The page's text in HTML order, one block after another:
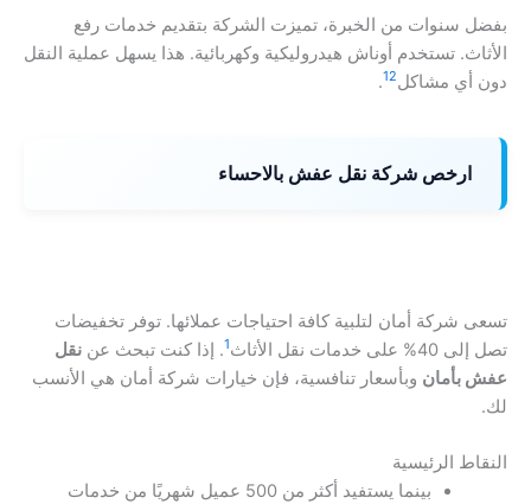
بفضل سنوات من الخبرة، تميزت الشركة بتقديم خدمات رفع
الأثاث. تستخدم أوناش هيدروليكية وكهربائية. هذا يسهل عملية النقل
دون أي مشاكل
12
.
ارخص شركة نقل عفش بالاحساء
تسعى شركة أمان لتلبية كافة احتياجات عملائها. توفر تخفيضات
تصل إلى 40% على خدمات نقل الأثاث
1. إذا كنت تبحث عن نقل
عفش بأمان وبأسعار تنافسية، فإن خيارات شركة أمان هي الأنسب
لك.
النقاط الرئيسية
بينما يستفيد أكثر من 500 عميل شهريًا من خدمات